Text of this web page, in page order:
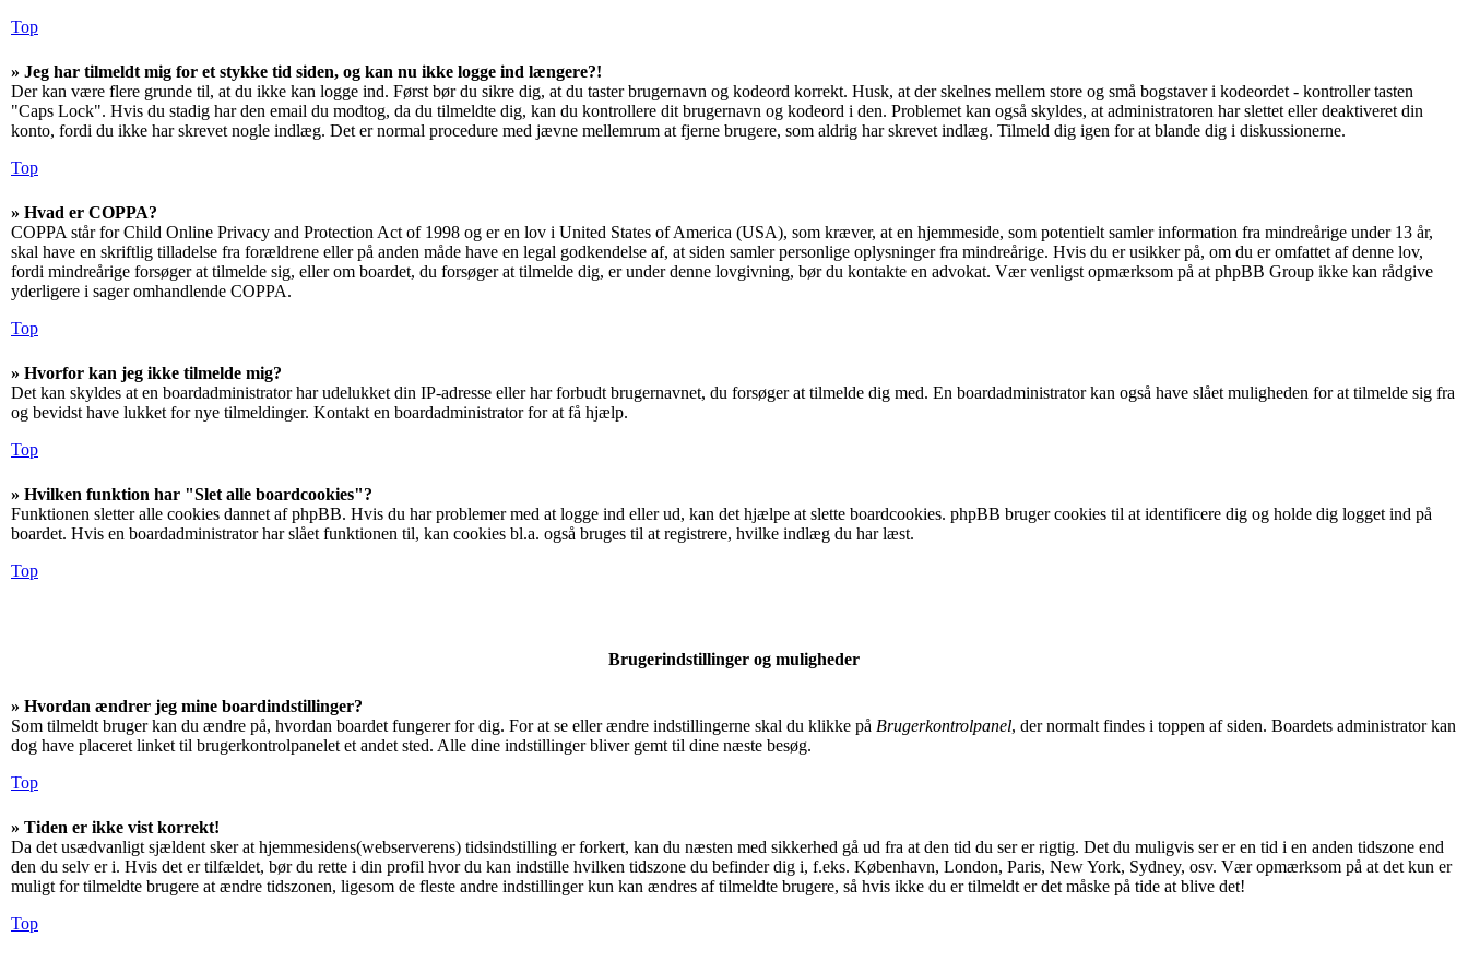
Top
» Jeg har tilmeldt mig for et stykke tid siden, og kan nu ikke logge ind længere?!
Der kan være flere grunde til, at du ikke kan logge ind. Først bør du sikre dig, at du taster brugernavn og kodeord korrekt. Husk, at der skelnes mellem store og små bogstaver i kodeordet - kontroller tasten
"Caps Lock". Hvis du stadig har den email du modtog, da du tilmeldte dig, kan du kontrollere dit brugernavn og kodeord i den. Problemet kan også skyldes, at administratoren har slettet eller deaktiveret din
konto, fordi du ikke har skrevet nogle indlæg. Det er normal procedure med jævne mellemrum at fjerne brugere, som aldrig har skrevet indlæg. Tilmeld dig igen for at blande dig i diskussionerne.
Top
» Hvad er COPPA?
COPPA står for Child Online Privacy and Protection Act of 1998 og er en lov i United States of America (USA), som kræver, at en hjemmeside, som potentielt samler information fra mindreårige under 13 år,
skal have en skriftlig tilladelse fra forældrene eller på anden måde have en legal godkendelse af, at siden samler personlige oplysninger fra mindreårige. Hvis du er usikker på, om du er omfattet af denne lov,
fordi mindreårige forsøger at tilmelde sig, eller om boardet, du forsøger at tilmelde dig, er under denne lovgivning, bør du kontakte en advokat. Vær venligst opmærksom på at phpBB Group ikke kan rådgive
yderligere i sager omhandlende COPPA.
Top
» Hvorfor kan jeg ikke tilmelde mig?
Det kan skyldes at en boardadministrator har udelukket din IP-adresse eller har forbudt brugernavnet, du forsøger at tilmelde dig med. En boardadministrator kan også have slået muligheden for at tilmelde sig fra
og bevidst have lukket for nye tilmeldinger. Kontakt en boardadministrator for at få hjælp.
Top
» Hvilken funktion har "Slet alle boardcookies"?
Funktionen sletter alle cookies dannet af phpBB. Hvis du har problemer med at logge ind eller ud, kan det hjælpe at slette boardcookies. phpBB bruger cookies til at identificere dig og holde dig logget ind på
boardet. Hvis en boardadministrator har slået funktionen til, kan cookies bl.a. også bruges til at registrere, hvilke indlæg du har læst.
Top
Brugerindstillinger og muligheder
» Hvordan ændrer jeg mine boardindstillinger?
Som tilmeldt bruger kan du ændre på, hvordan boardet fungerer for dig. For at se eller ændre indstillingerne skal du klikke på Brugerkontrolpanel, der normalt findes i toppen af siden. Boardets administrator kan
dog have placeret linket til brugerkontrolpanelet et andet sted. Alle dine indstillinger bliver gemt til dine næste besøg.
Top
» Tiden er ikke vist korrekt!
Da det usædvanligt sjældent sker at hjemmesidens(webserverens) tidsindstilling er forkert, kan du næsten med sikkerhed gå ud fra at den tid du ser er rigtig. Det du muligvis ser er en tid i en anden tidszone end
den du selv er i. Hvis det er tilfældet, bør du rette i din profil hvor du kan indstille hvilken tidszone du befinder dig i, f.eks. København, London, Paris, New York, Sydney, osv. Vær opmærksom på at det kun er
muligt for tilmeldte brugere at ændre tidszonen, ligesom de fleste andre indstillinger kun kan ændres af tilmeldte brugere, så hvis ikke du er tilmeldt er det måske på tide at blive det!
Top